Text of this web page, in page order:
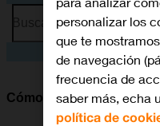
Busca por problema o
Cómo utilizar la función
personalizar los
que te
de navegación
frecuencia de
saber más, echa
política de